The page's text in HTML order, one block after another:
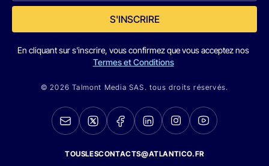
S'INSCRIRE
En cliquant sur s'inscrire, vous confirmez que vous acceptez nos
Termes et Conditions
© 2026 Talmont Media SAS. tous droits réservés.
TOUSLESCONTACTS@ATLANTICO.FR